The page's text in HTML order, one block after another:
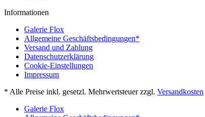
Informationen
Galerie Flox
Allgemeine Geschäftsbedingungen*
Versand und Zahlung
Datenschutzerklärung
Cookie-Einstellungen
Impressum
* Alle Preise inkl. gesetzl. Mehrwertsteuer zzgl. Versandkosten
Galerie Flox